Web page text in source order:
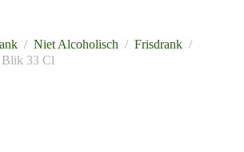
/ Niet Alcoholisch / Frisdrank /
Blik 33 Cl